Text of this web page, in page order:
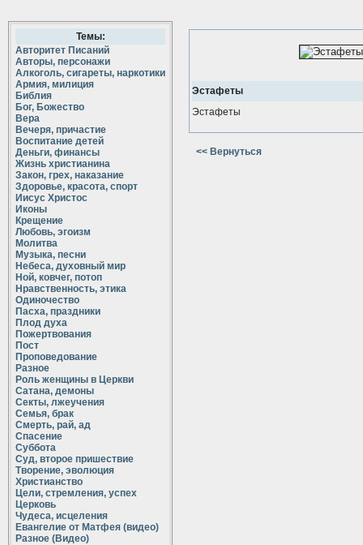
Темы:
Авторитет Писаний
Авторы, персонажи
Алкоголь, сигареты, наркотики
Армия, милиция
Библия
Бог, Божество
Вера
Вечеря, причастие
Воспитание детей
Деньги, финансы
Жизнь христианина
Закон, грех, наказание
Здоровье, красота, спорт
Иисус Христос
Иконы
Крещение
Любовь, эгоизм
Молитва
Музыка, песни
Небеса, духовный мир
Ной, ковчег, потоп
Нравственность, этика
Одиночество
Пасха, праздники
Плод духа
Пожертвования
Пост
Проповедование
Разное
Роль женщины в Церкви
Сатана, демоны
Секты, лжеучения
Семья, брак
Смерть, рай, ад
Спасение
Суббота
Суд, второе пришествие
Творение, эволюция
Христианство
Цели, стремления, успех
Церковь
Чудеса, исцеления
Евангелие от Матфея (видео)
Разное (Видео)
Эстафеты
Эстафеты
<< Вернуться